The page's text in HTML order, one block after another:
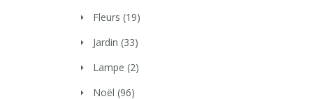
Fleurs (19)
Jardin (33)
Lampe (2)
Noël (96)